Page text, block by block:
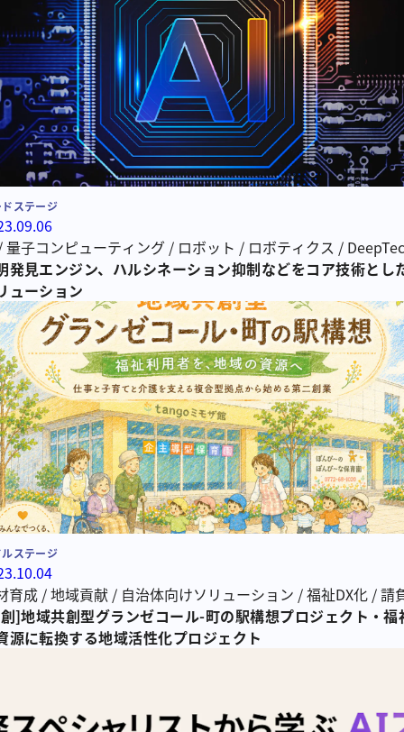
ステージ
量子コンピューティング/ ロボット / ロボティクス /
機械学習/国内初
発見エンジン、ハルシネーション抑制などをコア技術とし
ューション
ステージ
育成/地域貢献/ 自治体向けソリューション /福祉DX化/請
建物の活用/地域の創発/ビジネスパートナー/地域共創型
]地域共創型グランゼコール-町の駅構想プロジェクト・福
源に転換する地域活性化プロジェクト